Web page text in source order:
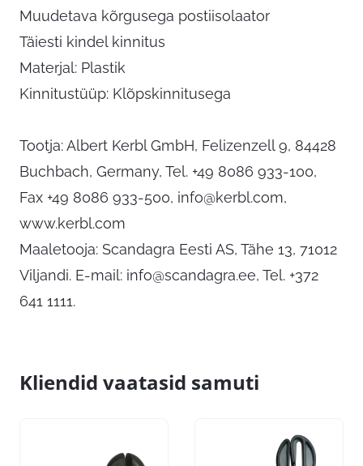
Muudetava kõrgusega postiisolaator
Täiesti kindel kinnitus
Materjal: Plastik
Kinnitustüüp: Klõpskinnitusega
Tootja: Albert Kerbl GmbH, Felizenzell 9, 84428
Buchbach, Germany, Tel. +49 8086 933-100,
Fax +49 8086 933-500, info@kerbl.com,
www.kerbl.com
Maaletooja: Scandagra Eesti AS, Tähe 13, 71012
Viljandi. E-mail: info@scandagra.ee, Tel. +372
641 1111.
Kliendid vaatasid samuti